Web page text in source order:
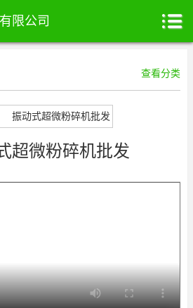
限公司
查看分类
超微粉碎机批发